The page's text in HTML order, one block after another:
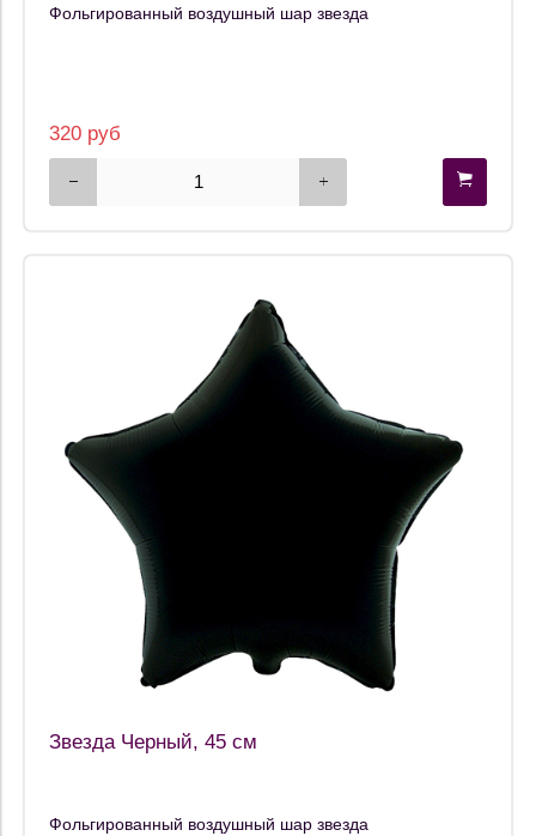
Фольгированный воздушный шар звезда
320 руб
Звезда Черный, 45 см
Фольгированный воздушный шар звезда